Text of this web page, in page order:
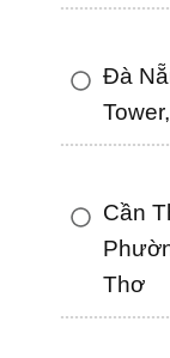
Đà
Cần
Thơ